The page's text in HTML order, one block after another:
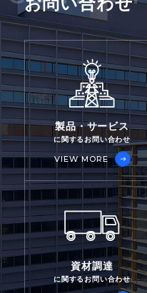
製品・サービス
に関するお問い合わせ
VIEW MORE
資材調達
に関するお問い合わせ